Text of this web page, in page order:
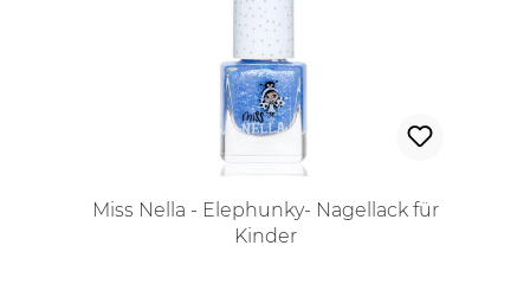
Miss Nella - Elephunky- Nagellack für
Kinder